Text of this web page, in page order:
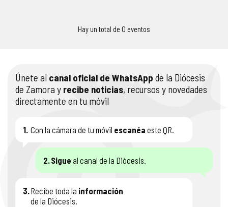
Hay un total de 0 eventos
Únete al canal oficial de WhatsApp de la Diócesis
de Zamora y recibe noticias, recursos y novedades
directamente en tu móvil
1. Con la cámara de tu móvil escanéa este QR.
2.Sigue al canal de la Diócesis.
3.Recibe toda la información
de la Diócesis.
PORTAL DE TRANSPARENCIA
RENDICIÓN CUENTAS ENTIDADES RELIGIOSAS
APOSTOLADO SEGLAR
VIDA CONSAGRADA
AUDIOS